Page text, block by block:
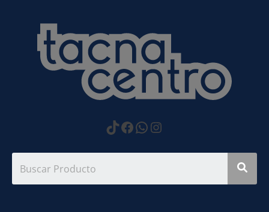
https://
Facebook
WhatsApp
Instagram